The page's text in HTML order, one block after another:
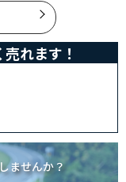
ました。
れます！
ませんか？